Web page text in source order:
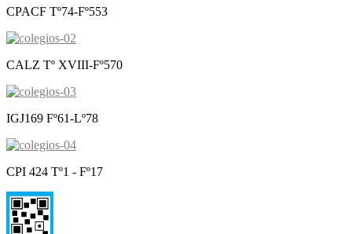
CPACF Tº74-Fº553
CALZ Tº XVIII-Fº570
IGJ169 Fº61-Lº78
CPI 424 Tº1 - Fº17